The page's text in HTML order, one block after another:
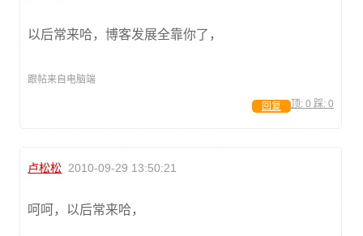
以后常来哈，博客发展全靠你了，
跟帖来自电脑端
顶: 0 踩: 0
回复
卢松松 2010-09-29 13:50:21
呵呵，以后常来哈，